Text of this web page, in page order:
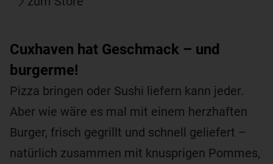
Cuxhaven hat Geschmack – und
burgerme!
Pizza bringen oder Sushi liefern kann jeder.
Aber wie wäre es mal mit einem herzhaften
Burger, frisch gegrillt und schnell geliefert –
natürlich zusammen mit knusprigen Pommes,